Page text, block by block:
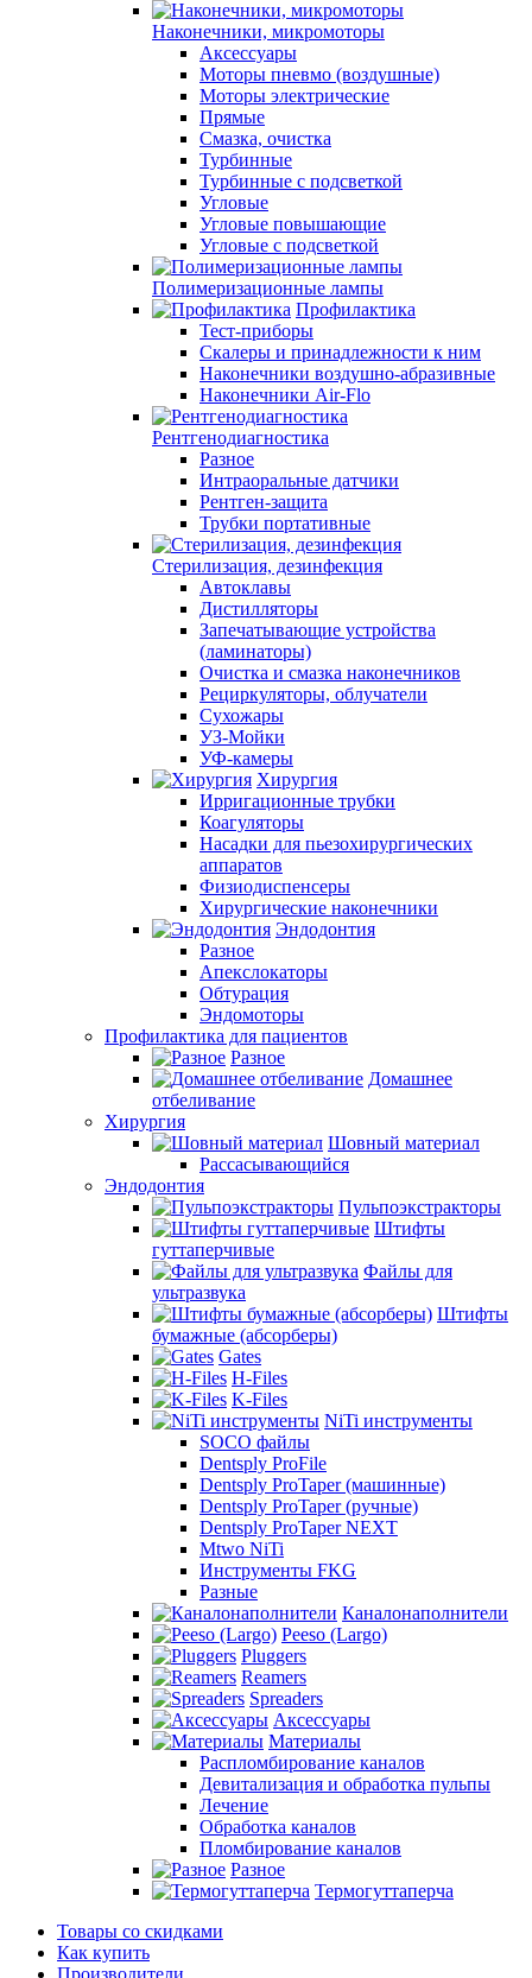
Наконечники, микромоторы
Аксессуары
Моторы пневмо (воздушные)
Моторы электрические
Прямые
Смазка, очистка
Турбинные
Турбинные с подсветкой
Угловые
Угловые повышающие
Угловые с подсветкой
Полимеризационные лампы
Профилактика
Тест-приборы
Скалеры и принадлежности к ним
Наконечники воздушно-абразивные
Наконечники Air-Flo
Рентгенодиагностика
Разное
Интраоральные датчики
Рентген-защита
Трубки портативные
Стерилизация, дезинфекция
Автоклавы
Дистилляторы
Запечатывающие устройства
(ламинаторы)
Очистка и смазка наконечников
Рециркуляторы, облучатели
Сухожары
УЗ-Мойки
УФ-камеры
Хирургия
Ирригационные трубки
Коагуляторы
Насадки для пьезохирургических
аппаратов
Физиодиспенсеры
Хирургические наконечники
Эндодонтия
Разное
Апекслокаторы
Обтурация
Эндомоторы
Профилактика для пациентов
Разное
Домашнее
отбеливание
Хирургия
Шовный материал
Рассасывающийся
Эндодонтия
Пульпоэкстракторы
Штифты
гуттаперчивые
Файлы для
ультразвука
Штифты
бумажные (абсорберы)
Gates
H-Files
K-Files
NiTi инструменты
SOCO файлы
Dentsply ProFile
Dentsply ProTaper (машинные)
Dentsply ProTaper (ручные)
Dentsply ProTaper NEXT
Mtwo NiTi
Инструменты FKG
Разные
Каналонаполнители
Peeso (Largo)
Pluggers
Reamers
Spreaders
Аксессуары
Материалы
Распломбирование каналов
Девитализация и обработка пульпы
Лечение
Обработка каналов
Пломбирование каналов
Разное
Термогуттаперча
Товары со скидками
Как купить
Производители